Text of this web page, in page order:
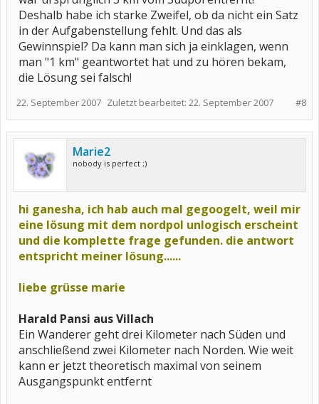
Deshalb habe ich starke Zweifel, ob da nicht ein Satz
in der Aufgabenstellung fehlt. Und das als
Gewinnspiel? Da kann man sich ja einklagen, wenn
man "1 km" geantwortet hat und zu hören bekam,
die Lösung sei falsch!
#8
22. September 2007 Zuletzt bearbeitet: 22. September 2007
Marie2
nobody is perfect ;)
hi ganesha, ich hab auch mal gegoogelt, weil mir
eine lösung mit dem nordpol unlogisch erscheint
und die komplette frage gefunden. die antwort
entspricht meiner lösung......
liebe grüsse marie
Harald Pansi aus Villach
Ein Wanderer geht drei Kilometer nach Süden und
anschließend zwei Kilometer nach Norden. Wie weit
kann er jetzt theoretisch maximal von seinem
Ausgangspunkt entfernt